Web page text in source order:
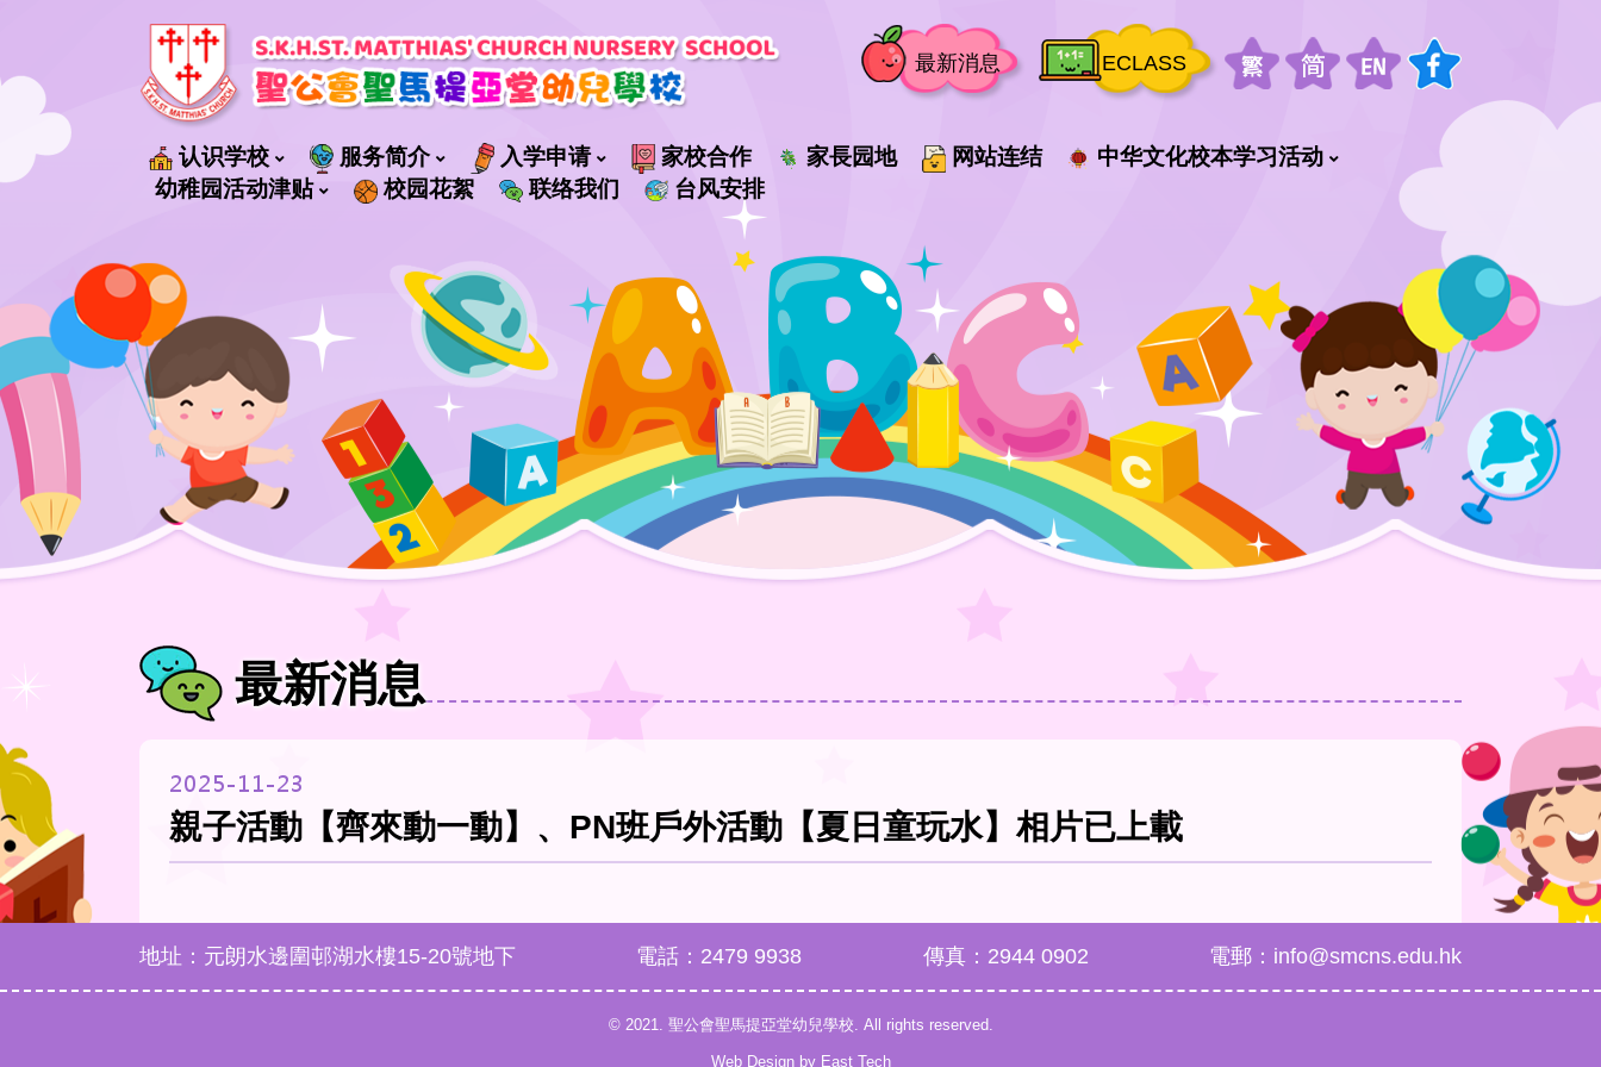
最新消息 ECLASS
认识学校 服务简介 入学申请 家校合作 家長园地 网站连结
中华文化校本学习活动
幼稚园活动津贴
校园花絮 联络我们 台风安排
最新消息
2025-11-23
親子活動【齊來動一動】、PN班戶外活動【夏日童玩水】相片已上載
地址：元朗水邊圍邨湖水樓15-20號地下 電話：2479 9938 傳真：2944 0902 電郵：info@smcns.edu.hk
© 2021. 聖公會聖馬提亞堂幼兒學校. All rights reserved.
Web Designby East Tech